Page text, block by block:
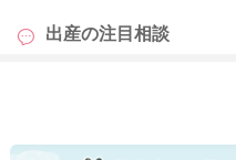
出産の注目相談
も